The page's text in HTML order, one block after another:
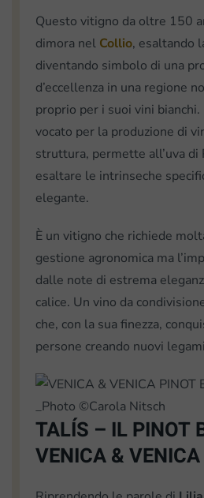
Questo vitigno da oltre 150
dimora nel Collio, esaltando
diventando simbolo di una
d’eccellenza in una regione
proprio per i suoi vini
vocato per la produzione di
struttura, permette all’uva di
esaltare le intrinseche
elegante.
È un vitigno che richiede
gestione agronomica ma
dalle note di estrema
calice. Un vino da
che, con la sua finezza,
persone creando nuovi
TALÍS – IL PINOT
VENICA & VENICA